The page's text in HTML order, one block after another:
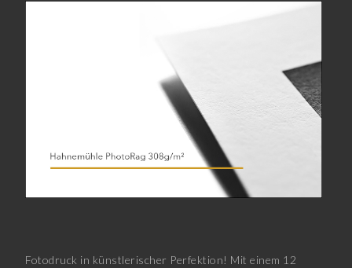
Fotodruck in künstlerischer Perfektion! Mit einem 12